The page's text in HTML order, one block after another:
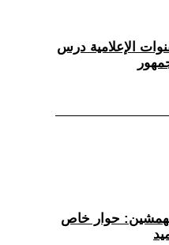
الإعلامية درس
حوار خاص